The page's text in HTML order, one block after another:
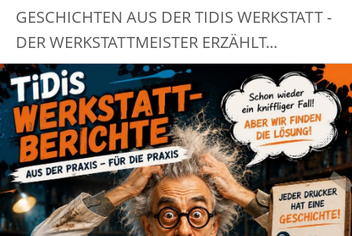
GESCHICHTEN AUS DER TIDIS WERKSTATT -
DER WERKSTATTMEISTER ERZÄHLT...